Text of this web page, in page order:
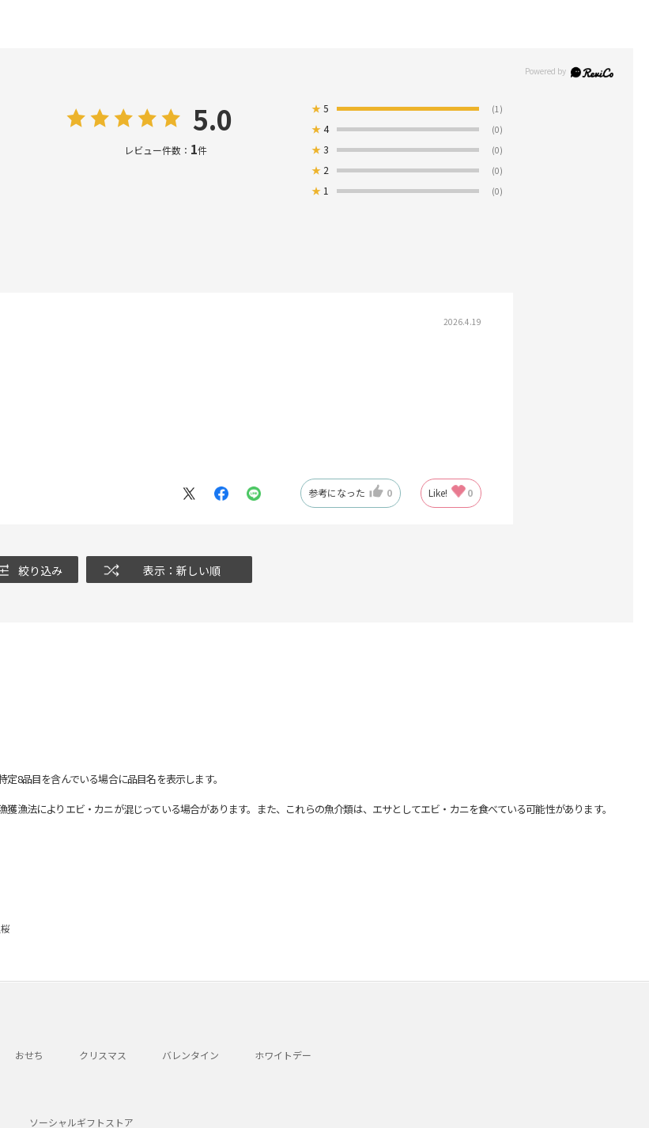
5.0
レビュー件数： 1件
★5 (1)
★4 (0)
★3 (0)
★ 2 (0)
★ 1 (0)
2026.4.19
参考になった 0 Like! 0
絞り込み 表示：新しい順
8品目を含んでいる場合に品目名を表示します。
法によりエビ・カニが混じっている場合があります。また、これらの魚介類は、エサとしてエビ・カニを食べている可能性があります。
おせち クリスマス バレンタイン ホワイトデー
ソーシャルギフトストア